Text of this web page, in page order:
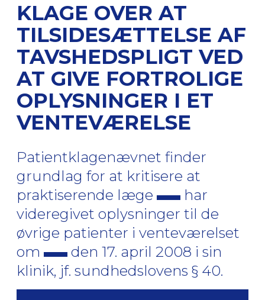
KLAGE OVER AT
TILSIDESÆTTELSE AF
TAVSHEDSPLIGT VED
AT GIVE FORTROLIGE
OPLYSNINGER I ET
VENTEVÆRELSE
Patientklagenævnet finder
grundlag for at kritisere at
praktiserende læge
har
videregivet oplysninger til de
øvrige patienter i venteværelset
om
den 17. april 2008 i sin
klinik, jf. sundhedslovens § 40.